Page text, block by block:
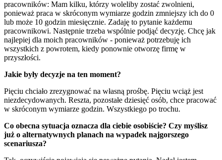
pracowników: Mam kilku, którzy woleliby zostać zwolnieni,
ponieważ praca w skróconym wymiarze godzin zmniejszy ich do 0
lub może 10 godzin miesięcznie. Zadaję to pytanie każdemu
pracownikowi. Następnie trzeba wspólnie podjąć decyzję. Chcę jak
najlepiej dla moich pracowników - ponieważ potrzebuję ich
wszystkich z powrotem, kiedy ponownie otworzę firmę w
przyszłości.
Jakie były decyzje na ten moment?
Pięciu chciało zrezygnować na własną prośbę. Pięciu wciąż jest
niezdecydowanych. Reszta, pozostałe dziesięć osób, chce pracować
w skróconym wymiarze godzin. Wszystkiego po trochu.
Co obecna sytuacja oznacza dla ciebie osobiście? Czy myślisz
już o alternatywnych planach na wypadek najgorszego
scenariusza?